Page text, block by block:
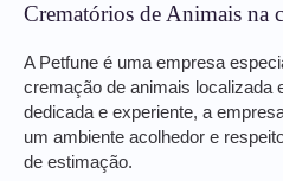
Crematórios de Animais na
A Petfune é uma empresa
cremação de animais localizada
dedicada e experiente, a
um ambiente acolhedor e
de estimação.